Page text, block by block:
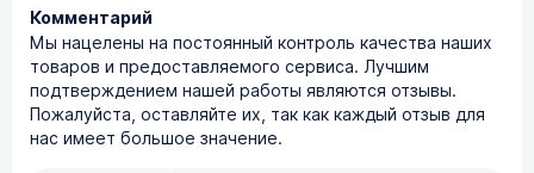
Комментарий
Мы нацелены на постоянный контроль качества наших
товаров и предоставляемого сервиса. Лучшим
подтверждением нашей работы являются отзывы.
Пожалуйста, оставляйте их, так как каждый отзыв для
нас имеет большое значение.